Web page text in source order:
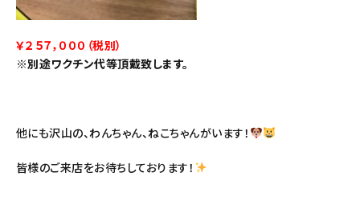
￥２５７，０００（税別）
※別途ワクチン代等頂戴致します。
他にも沢山の、わんちゃん、ねこちゃんがいます！
皆様のご来店をお待ちしております！